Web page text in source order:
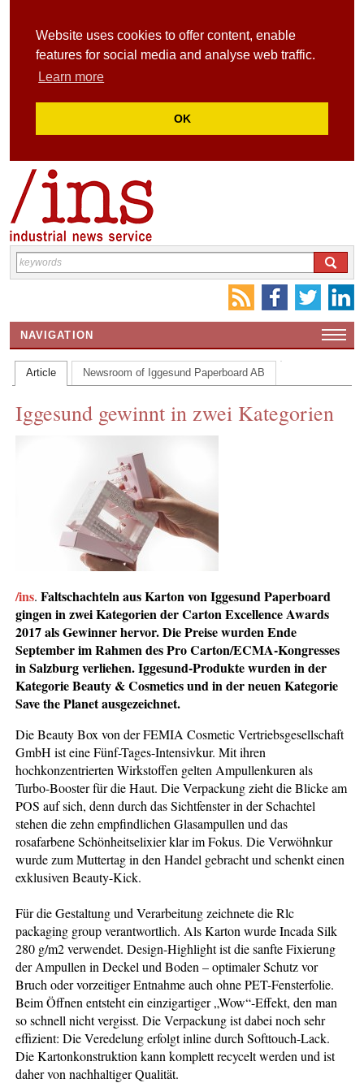
Website uses cookies to offer content, enable
features for social media and analyse web traffic.
Learn more
OK
NAVIGATION
HOME
CONTACT US
INS MAIN WEBSITE
Article Newsroom of Iggesund Paperboard AB
Iggesund gewinnt in zwei Kategorien
/ins. Faltschachteln aus Karton von Iggesund Paperboard
gingen in zwei Kategorien der Carton Excellence Awards
2017 als Gewinner hervor. Die Preise wurden Ende
September im Rahmen des Pro Carton/ECMA-Kongresses
in Salzburg verliehen. Iggesund-Produkte wurden in der
Kategorie Beauty & Cosmetics und in der neuen Kategorie
Save the Planet ausgezeichnet.
Die Beauty Box von der FEMIA Cosmetic Vertriebsgesellschaft
GmbH ist eine Fünf-Tages-Intensivkur. Mit ihren
hochkonzentrierten Wirkstoffen gelten Ampullenkuren als
Turbo-Booster für die Haut. Die Verpackung zieht die Blicke am
POS auf sich, denn durch das Sichtfenster in der Schachtel
stehen die zehn empfindlichen Glasampullen und das
rosafarbene Schönheitselixier klar im Fokus. Die Verwöhnkur
wurde zum Muttertag in den Handel gebracht und schenkt einen
exklusiven Beauty-Kick.
Für die Gestaltung und Verarbeitung zeichnete die Rlc
packaging group verantwortlich. Als Karton wurde Incada Silk
280 g/m2 verwendet. Design-Highlight ist die sanfte Fixierung
der Ampullen in Deckel und Boden – optimaler Schutz vor
Bruch oder vorzeitiger Entnahme auch ohne PET-Fensterfolie.
Beim Öffnen entsteht ein einzigartiger „Wow“-Effekt, den man
so schnell nicht vergisst. Die Verpackung ist dabei noch sehr
effizient: Die Veredelung erfolgt inline durch Softtouch-Lack.
Die Kartonkonstruktion kann komplett recycelt werden und ist
daher von nachhaltiger Qualität.